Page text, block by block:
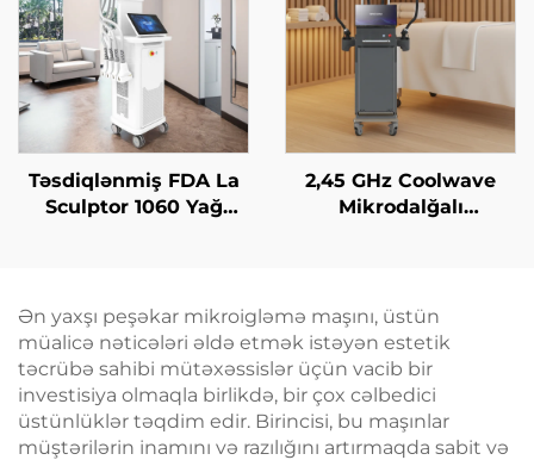
Təsdiqlənmiş FDA La
Sculptor 1060 Yağ
Zəiflətmə Maşını
2,45 GHz Coolwave
Mikrodalğalı
və Gərginləşdirilməsi,
Üzün Radiofrekvanslı
Emalı, Çəki Itirmə və
Bədənin İncələnməsi
Ən yaxşı peşəkar mikroigləmə maşını, üstün
müalicə nəticələri əldə etmək istəyən estetik
təcrübə sahibi mütəxəssislər üçün vacib bir
investisiya olmaqla birlikdə, bir çox cəlbedici
üstünlüklər təqdim edir. Birincisi, bu maşınlar
müştərilərin inamını və razılığını artırmaqda sabit və